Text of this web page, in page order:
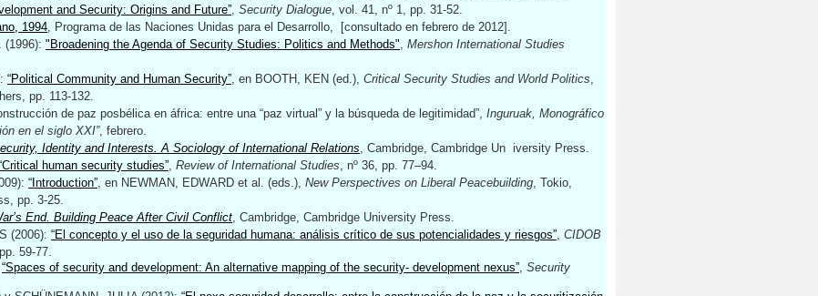
and Security: Origins and Future”, Security Dialogue, vol. 41, nº 1, pp. 31-52.
1994, Programa de las Naciones Unidas para el Desarrollo, [consultado en febrero de 2012].
(1996): "Broadening the Agenda of Security Studies: Politics and Methods", Mershon International Studies
“Political Community and Human Security”, en BOOTH, KEN (ed.), Critical Security Studies and World Politics,
pp. 113-132.
de paz posbélica en áfrica: entre una “paz virtual” y la búsqueda de legitimidad”, Inguruak, Monográfico
en el siglo XXI”, febrero.
Identity and Interests. A Sociology of International Relations, Cambridge, Cambridge Un iversity Press.
human security studies”, Review of International Studies, nº 36, pp. 77–94.
“Introduction”, en NEWMAN, EDWARD et al. (eds.), New Perspectives on Liberal Peacebuilding, Tokio,
pp. 3-25.
End. Building Peace After Civil Conflict, Cambridge, Cambridge University Press.
(2006): “El concepto y el uso de la seguridad humana: análisis crítico de sus potencialidades y riesgos”, CIDOB
59-77.
“Spaces of security and development: An alternative mapping of the security- development nexus”, Security